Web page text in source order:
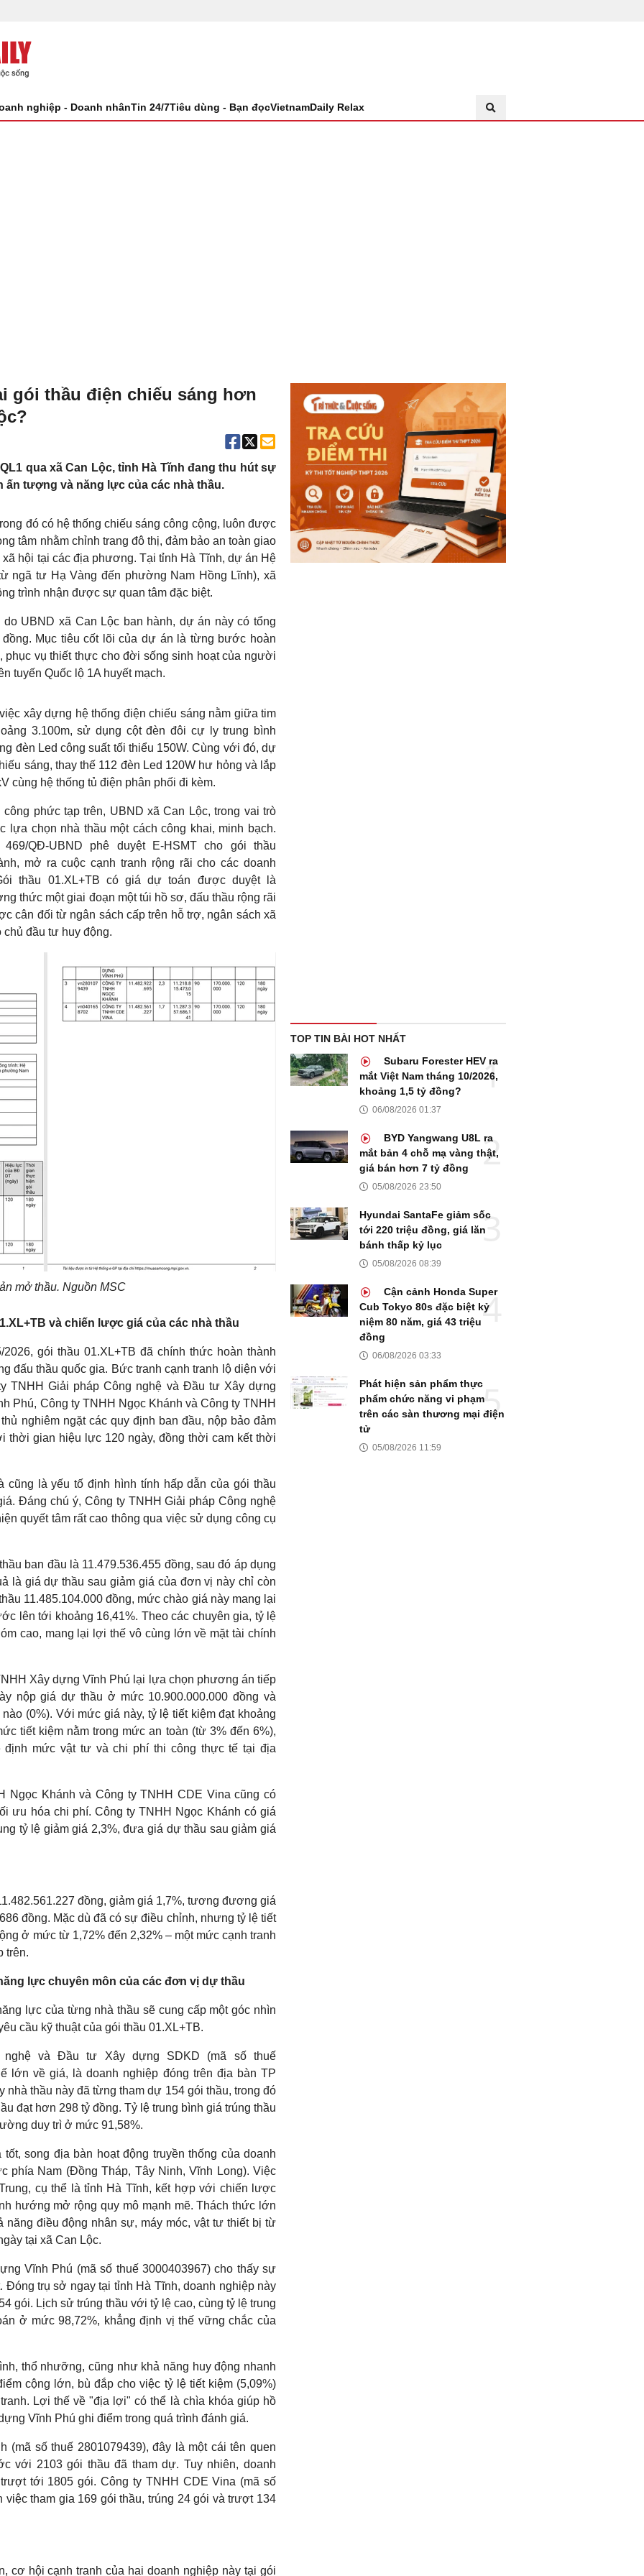
nghiệp - Doanh nhânTin 24/7Tiêu dùng - Bạn đọcVietnamDaily Relax
gói thầu điện chiếu sáng hơn
qua xã Can Lộc, tỉnh Hà Tĩnh đang thu hút sự
ấn tượng và năng lực của các nhà thầu.
đó có hệ thống chiếu sáng công cộng, luôn được
tâm nhằm chỉnh trang đô thị, đảm bảo an toàn giao
hội tại các địa phương. Tại tỉnh Hà Tĩnh, dự án Hệ
ngã tư Hạ Vàng đến phường Nam Hồng Lĩnh), xã
trình nhận được sự quan tâm đặc biệt.
UBND xã Can Lộc ban hành, dự án này có tổng
Mục tiêu cốt lõi của dự án là từng bước hoàn
phục vụ thiết thực cho đời sống sinh hoạt của người
tuyến Quốc lộ 1A huyết mạch.
xây dựng hệ thống điện chiếu sáng nằm giữa tim
3.100m, sử dụng cột đèn đôi cự ly trung bình
đèn Led công suất tối thiểu 150W. Cùng với đó, dự
sáng, thay thế 112 đèn Led 120W hư hỏng và lắp
cùng hệ thống tủ điện phân phối đi kèm.
phức tạp trên, UBND xã Can Lộc, trong vai trò
lựa chọn nhà thầu một cách công khai, minh bạch.
QĐ-UBND phê duyệt E-HSMT cho gói thầu
mở ra cuộc cạnh tranh rộng rãi cho các doanh
thầu 01.XL+TB có giá dự toán được duyệt là
thức một giai đoạn một túi hồ sơ, đấu thầu rộng rãi
cân đối từ ngân sách cấp trên hỗ trợ, ngân sách xã
đầu tư huy động.
mở thầu. Nguồn MSC
và chiến lược giá của các nhà thầu
gói thầu 01.XL+TB đã chính thức hoàn thành
đấu thầu quốc gia. Bức tranh cạnh tranh lộ diện với
TNHH Giải pháp Công nghệ và Đầu tư Xây dựng
Phú, Công ty TNHH Ngọc Khánh và Công ty TNHH
nghiêm ngặt các quy định ban đầu, nộp bảo đảm
thời gian hiệu lực 120 ngày, đồng thời cam kết thời
cũng là yếu tố định hình tính hấp dẫn của gói thầu
Đáng chú ý, Công ty TNHH Giải pháp Công nghệ
quyết tâm rất cao thông qua việc sử dụng công cụ
ban đầu là 11.479.536.455 đồng, sau đó áp dụng
là giá dự thầu sau giảm giá của đơn vị này chỉ còn
11.485.104.000 đồng, mức chào giá này mang lại
lên tới khoảng 16,41%. Theo các chuyên gia, tỷ lệ
cao, mang lại lợi thế vô cùng lớn về mặt tài chính
Xây dựng Vĩnh Phú lại lựa chọn phương án tiếp
nộp giá dự thầu ở mức 10.900.000.000 đồng và
(0%). Với mức giá này, tỷ lệ tiết kiệm đạt khoảng
tiết kiệm nằm trong mức an toàn (từ 3% đến 6%),
mức vật tư và chi phí thi công thực tế tại địa
Ngọc Khánh và Công ty TNHH CDE Vina cũng có
ưu hóa chi phí. Công ty TNHH Ngọc Khánh có giá
tỷ lệ giảm giá 2,3%, đưa giá dự thầu sau giảm giá
đồng, giảm giá 1,7%, tương đương giá
đồng. Mặc dù đã có sự điều chỉnh, nhưng tỷ lệ tiết
ở mức từ 1,72% đến 2,32% – một mức cạnh tranh
trên.
lực chuyên môn của các đơn vị dự thầu
lực của từng nhà thầu sẽ cung cấp một góc nhìn
cầu kỹ thuật của gói thầu 01.XL+TB.
nghệ và Đầu tư Xây dựng SDKD (mã số thuế
lớn về giá, là doanh nghiệp đóng trên địa bàn TP
nhà thầu này đã từng tham dự 154 gói thầu, trong đó
đạt hơn 298 tỷ đồng. Tỷ lệ trung bình giá trúng thầu
duy trì ở mức 91,58%.
song địa bàn hoạt động truyền thống của doanh
phía Nam (Đồng Tháp, Tây Ninh, Vĩnh Long). Việc
cụ thể là tỉnh Hà Tĩnh, kết hợp với chiến lược
hướng mở rộng quy mô mạnh mẽ. Thách thức lớn
điều động nhân sự, máy móc, vật tư thiết bị từ
tại xã Can Lộc.
Vĩnh Phú (mã số thuế 3000403967) cho thấy sự
Đóng trụ sở ngay tại tỉnh Hà Tĩnh, doanh nghiệp này
gói. Lịch sử trúng thầu với tỷ lệ cao, cùng tỷ lệ trung
ở mức 98,72%, khẳng định vị thế vững chắc của
thổ nhưỡng, cũng như khả năng huy động nhanh
cộng lớn, bù đắp cho việc tỷ lệ tiết kiệm (5,09%)
Lợi thế về "địa lợi" có thể là chìa khóa giúp hồ
Vĩnh Phú ghi điểm trong quá trình đánh giá.
(mã số thuế 2801079439), đây là một cái tên quen
với 2103 gói thầu đã tham dự. Tuy nhiên, doanh
tới 1805 gói. Công ty TNHH CDE Vina (mã số
việc tham gia 169 gói thầu, trúng 24 gói và trượt 134
cơ hội cạnh tranh của hai doanh nghiệp này tại gói
TOP TIN BÀI HOT NHẤT
Subaru Forester HEV ra
mắt Việt Nam tháng 10/2026,
khoảng 1,5 tỷ đồng?
06/08/2026 01:37
BYD Yangwang U8L ra
mắt bản 4 chỗ mạ vàng thật,
giá bán hơn 7 tỷ đồng
05/08/2026 23:50
Hyundai SantaFe giảm sốc
tới 220 triệu đồng, giá lăn
bánh thấp kỷ lục
05/08/2026 08:39
Cận cảnh Honda Super
Cub Tokyo 80s đặc biệt kỷ
niệm 80 năm, giá 43 triệu
đồng
06/08/2026 03:33
Phát hiện sản phẩm thực
phẩm chức năng vi phạm
trên các sàn thương mại điện
tử
05/08/2026 11:59